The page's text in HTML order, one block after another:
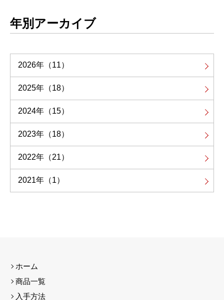
年別アーカイブ
2026年 （11）
2025年 （18）
2024年 （15）
2023年 （18）
2022年 （21）
2021年 （1）
ホーム
商品一覧
入手方法